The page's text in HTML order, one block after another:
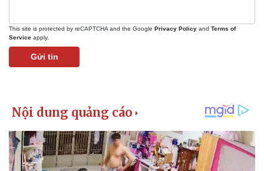
This site is protected by reCAPTCHA and the Google Privacy Policy and Terms of
Service apply.
Gửi tin